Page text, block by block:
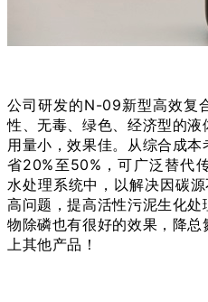
公司研发的N-09新型高效复
性、无毒、绿色、经济型的
用量小，效果佳。从综合成
省20%至50%，可广泛替代
水处理系统中，以解决因碳
高问题，提高活性污泥生化
物除磷也有很好的效果，降
上其他产品！